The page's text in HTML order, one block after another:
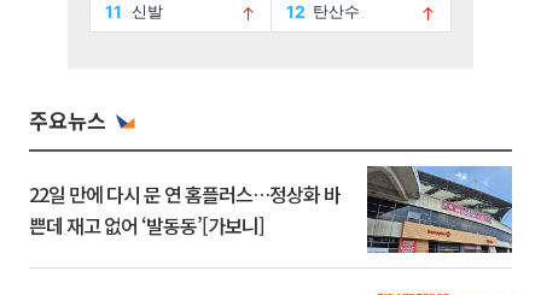
주요뉴스
22일 만에 다시 문 연 홈플러스…정상화 바
쁜데 재고 없어 ‘발동동’[가보니]